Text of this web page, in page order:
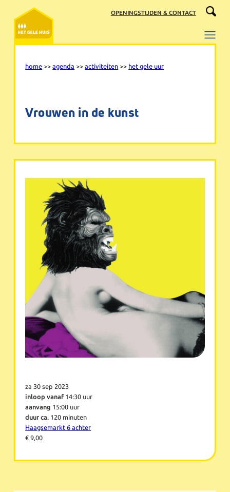
naar
inhoud
OPENINGSTIJDEN & CONTACT
home >>agenda >>activiteiten >> het gele uur
Vrouwen in de kunst
za 30 sep 2023
inloop vanaf14:30 uur
aanvang 15:00 uur
duur ca. 120 minuten
Haagsemarkt 6 achter
€ 9,00